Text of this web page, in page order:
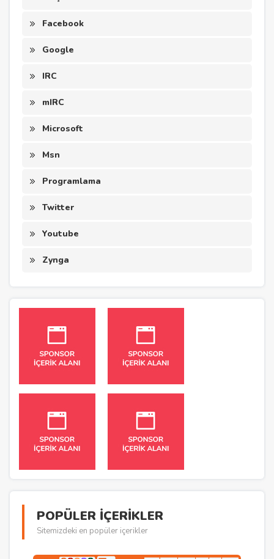
Facebook
Google
IRC
mIRC
Microsoft
Msn
Programlama
Twitter
Youtube
Zynga
POPÜLER İÇERİKLER
Sitemizdeki en popüler içerikler